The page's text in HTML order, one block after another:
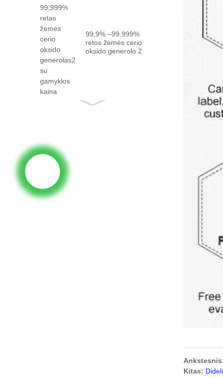
99,9% –99,999%
retos žemės cerio
oksido generolo 2
Kitas: